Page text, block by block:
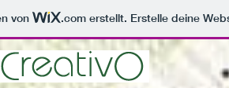
von .com erstellt. Erstelle deine